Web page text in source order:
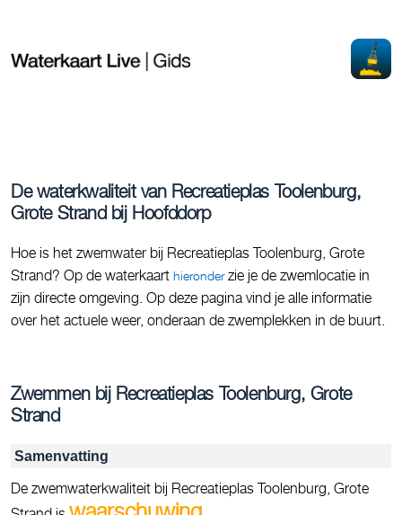
De waterkwaliteit van Recreatieplas Toolenburg,
Grote Strand bij Hoofddorp
Hoe is het zwemwater bij Recreatieplas Toolenburg, Grote
Strand? Op de waterkaart hieronderzie je de zwemlocatie in
zijn directe omgeving. Op deze pagina vind je alle informatie
over het actuele weer, onderaan de zwemplekken in de buurt.
Zwemmen bij Recreatieplas Toolenburg, Grote
Strand
Samenvatting
De zwemwaterkwaliteit bij Recreatieplas Toolenburg, Grote